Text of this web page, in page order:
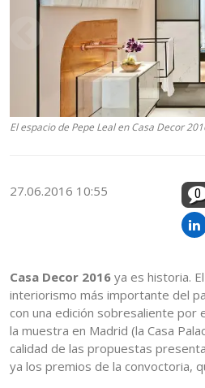
El espacio de Pepe Leal en Casa Decor
27.06.2016 10:55 0
Casa Decor 2016 ya es historia.
interiorismo más importante del
con una edición sobresaliente por
la muestra en Madrid (la Casa
calidad de las propuestas
ya los premios de la convoctoria,